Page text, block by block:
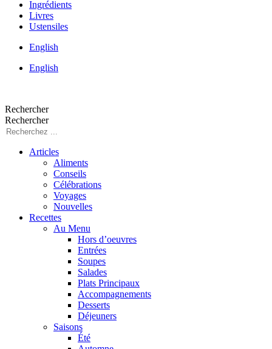
Ingrédients
Livres
Ustensiles
English
English
Rechercher
Rechercher
Articles
Aliments
Conseils
Célébrations
Voyages
Nouvelles
Recettes
Au Menu
Hors d’oeuvres
Entrées
Soupes
Salades
Plats Principaux
Accompagnements
Desserts
Déjeuners
Saisons
Été